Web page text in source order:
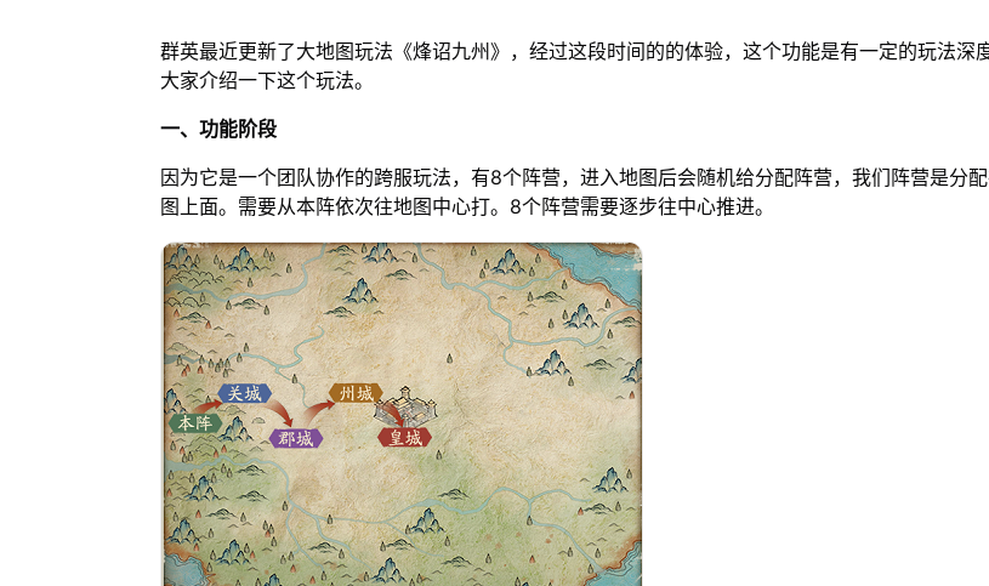
群英最近更新了大地图玩法《烽诏九州》，经过这段时间的的体验，这个功能是有一定的玩法深
大家介绍一下这个玩法。
一、功能阶段
因为它是一个团队协作的跨服玩法，有8个阵营，进入地图后会随机给分配阵营，我们阵营是分
图上面。需要从本阵依次往地图中心打。8个阵营需要逐步往中心推进。